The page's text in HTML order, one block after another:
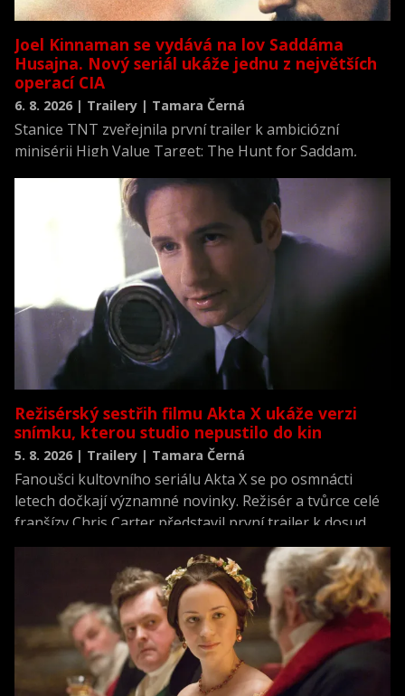
Joel Kinnaman se vydává na lov Saddáma
Husajna. Nový seriál ukáže jednu z největších
operací CIA
6. 8. 2026 | Trailery | Tamara Černá
Stanice TNT zveřejnila první trailer k ambiciózní
minisérii High Value Target: The Hunt for Saddam,
novodobých dějin.
Režisérský sestřih filmu Akta X ukáže verzi
snímku, kterou studio nepustilo do kin
5. 8. 2026 | Trailery | Tamara Černá
Fanoušci kultovního seriálu Akta X se po osmnácti
letech dočkají významné novinky. Režisér a tvůrce celé
franšízy Chris Carter představil první trailer k dosud
neviděné režisérské verzi filmu Akta X: Chci uvěřit.